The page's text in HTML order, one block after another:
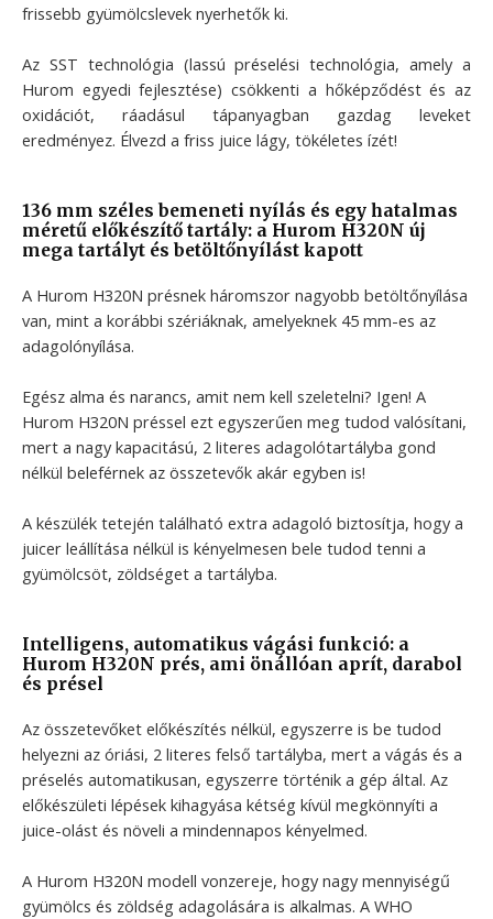
frissebb gyümölcslevek nyerhetők ki.
Az SST technológia (lassú préselési technológia, amely a
Hurom egyedi fejlesztése) csökkenti a hőképződést és az
oxidációt, ráadásul tápanyagban gazdag leveket
eredményez. Élvezd a friss juice lágy, tökéletes ízét!
136 mm széles bemeneti nyílás és egy hatalmas
méretű előkészítő tartály: a Hurom H320N új
mega tartályt és betöltőnyílást kapott
A Hurom H320N présnek háromszor nagyobb betöltőnyílása
van, mint a korábbi szériáknak, amelyeknek 45 mm-es az
adagolónyílása.
Egész alma és narancs, amit nem kell szeletelni? Igen! A
Hurom H320N préssel ezt egyszerűen meg tudod valósítani,
mert a nagy kapacitású, 2 literes adagolótartályba gond
nélkül beleférnek az összetevők akár egyben is!
A készülék tetején található extra adagoló biztosítja, hogy a
juicer leállítása nélkül is kényelmesen bele tudod tenni a
gyümölcsöt, zöldséget a tartályba.
Intelligens, automatikus vágási funkció: a
Hurom H320N prés, ami önállóan aprít, darabol
és présel
Az összetevőket előkészítés nélkül, egyszerre is be tudod
helyezni az óriási, 2 literes felső tartályba, mert a vágás és a
préselés automatikusan, egyszerre történik a gép által. Az
előkészületi lépések kihagyása kétség kívül megkönnyíti a
juice-olást és növeli a mindennapos kényelmed.
A Hurom H320N modell vonzereje, hogy nagy mennyiségű
gyümölcs és zöldség adagolására is alkalmas. A WHO